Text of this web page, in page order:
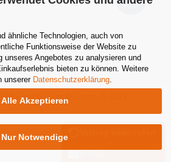
ähnliche Technologien, auch von
Funktionsweise der Website zu
unseres Angebotes zu analysieren und
bieten zu können. Weitere
unserer Datenschutzerklärung
Alle Akzeptieren
Nur Notwendige
by Gambio.com © 2021